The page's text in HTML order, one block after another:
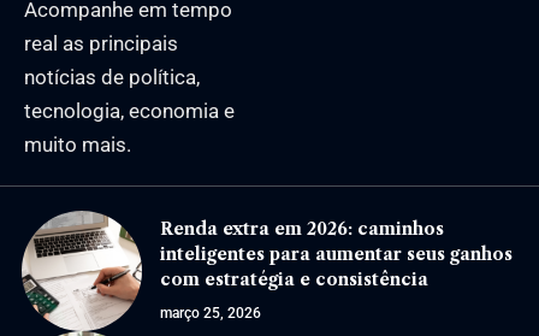
Acompanhe em tempo
real as principais
notícias de política,
tecnologia, economia e
muito mais.
Renda extra em 2026: caminhos
inteligentes para aumentar seus ganhos
com estratégia e consistência
março 25, 2026